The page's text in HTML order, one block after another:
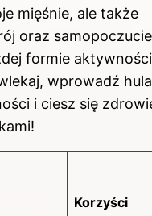
mięśnie, ale także
oraz
formie aktywności
wprowadź
i ciesz się
Korzyści